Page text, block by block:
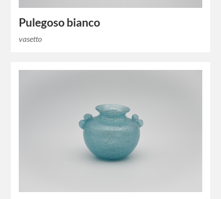
Pulegoso bianco
vasetto